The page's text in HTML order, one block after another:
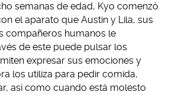
semanas de edad, Kyo comenzó
el aparato que Austin y Lila, sus
compañeros humanos le
de este puede pulsar los
expresar sus emociones y
los utiliza para pedir comida,
así como cuando está molesto